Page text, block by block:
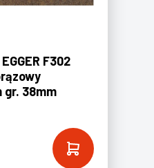
F302
gr. 38mm